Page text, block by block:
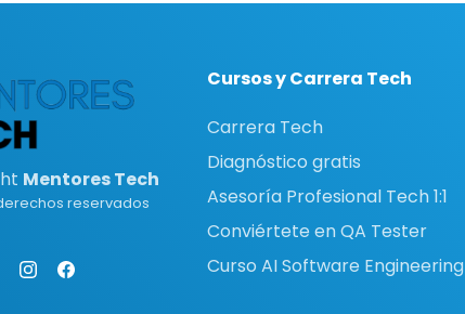
Mentores Tech
reservados
Cursos y Carrera Tech
Carrera Tech
Diagnóstico gratis
Asesoría Profesional Tech 1:1
Conviértete en QA Tester
Curso AI Software Engineering